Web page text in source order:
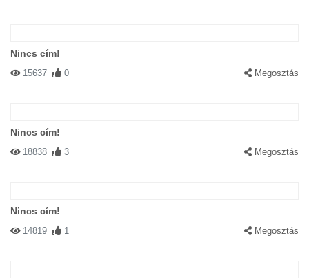
Nincs cím!
15637 0 Megosztás
Nincs cím!
18838 3 Megosztás
Nincs cím!
14819 1 Megosztás